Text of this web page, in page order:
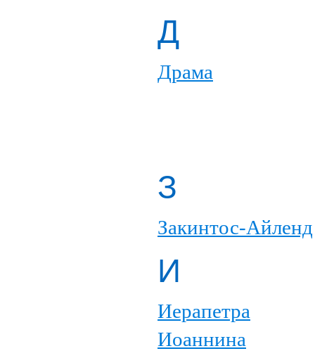
Д
Драма
З
Закинтос-Айленд
И
Иерапетра
Иоаннина